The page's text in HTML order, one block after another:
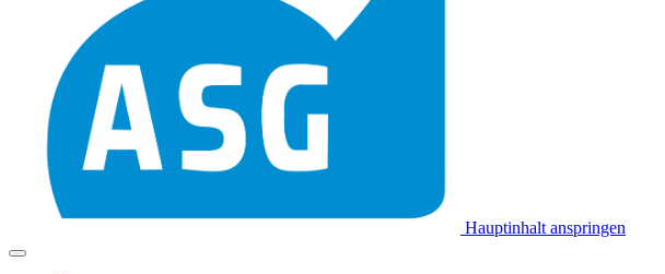
Hauptinhalt anspringen